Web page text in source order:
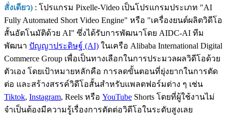
สั่งเดียว) : โปรแกรม Pixelle-Video เป็นโปรแกรมประเภท "AI
Fully Automated Short Video Engine" หรือ "เครื่องยนต์ผลิตวิดีโอ
สั้นอัตโนมัติด้วย AI" ซึ่งได้รับการพัฒนาโดย AIDC-AI ทีม
พัฒนา ปัญญาประดิษฐ์ (AI) ในเครือ Alibaba International Digital
Commerce Group เพื่อเป็นทางเลือกในการประมวลผลวิดีโอด้วย
ตัวเอง โดยเป้าหมายหลักคือ การลดขั้นตอนที่ยุ่งยากในการตัด
ต่อ และสร้างสรรค์วิดีโอสั้นสำหรับแพลตฟอร์มต่าง ๆ เช่น
Tiktok, Instagram, Reels หรือ YouTube Shorts โดยที่ผู้ใช้งานไม่
จำเป็นต้องมีความรู้เรื่องการตัดต่อวิดีโอในระดับสูงเลย